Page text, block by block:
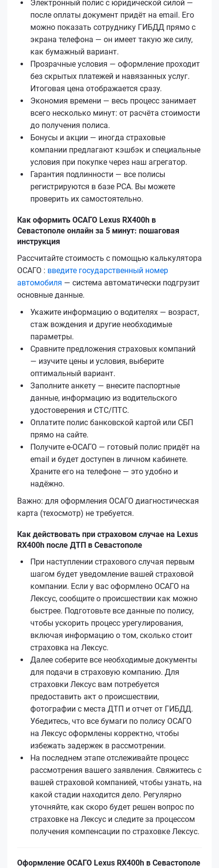
Электронный полис с юридической силой —
после оплаты документ придёт на email. Его
можно показать сотруднику ГИБДД прямо с
экрана телефона — он имеет такую же силу,
как бумажный вариант.
Прозрачные условия — оформление проходит
без скрытых платежей и навязанных услуг.
Итоговая цена отображается сразу.
Экономия времени — весь процесс занимает
всего несколько минут: от расчёта стоимости
до получения полиса.
Бонусы и акции — иногда страховые
компании предлагают кэшбэк и специальные
условия при покупке через наш агрегатор.
Гарантия подлинности — все полисы
регистрируются в базе РСА. Вы можете
проверить их самостоятельно.
Как оформить ОСАГО Lexus RX400h в
Севастополе онлайн за 5 минут: пошаговая
инструкция
Рассчитайте стоимость с помощью калькулятора
ОСАГО : введите государственный номер
автомобиля — система автоматически подгрузит
основные данные.
Укажите информацию о водителях — возраст,
стаж вождения и другие необходимые
параметры.
Сравните предложения страховых компаний
— изучите цены и условия, выберите
оптимальный вариант.
Заполните анкету — внесите паспортные
данные, информацию из водительского
удостоверения и СТС/ПТС.
Оплатите полис банковской картой или СБП
прямо на сайте.
Получите е‑ОСАГО — готовый полис придёт на
email и будет доступен в личном кабинете.
Храните его на телефоне — это удобно и
надёжно.
Важно: для оформления ОСАГО диагностическая
карта (техосмотр) не требуется.
Как действовать при страховом случае на Lexus
RX400h после ДТП в Севастополе
При наступлении страхового случая первым
шагом будет уведомление вашей страховой
компании. Если у вас оформлено ОСАГО на
Лексус, сообщите о происшествии как можно
быстрее. Подготовьте все данные по полису,
чтобы ускорить процесс урегулирования,
включая информацию о том, сколько стоит
страховка на Лексус.
Далее соберите все необходимые документы
для подачи в страховую компанию. Для
страховки Лексус вам потребуется
предоставить акт о происшествии,
фотографии с места ДТП и отчет от ГИБДД.
Убедитесь, что все бумаги по полису ОСАГО
на Лексус оформлены корректно, чтобы
избежать задержек в рассмотрении.
На последнем этапе отслеживайте процесс
рассмотрения вашего заявления. Свяжитесь с
вашей страховой компанией, чтобы узнать, на
какой стадии находится дело. Регулярно
уточняйте, как скоро будет решен вопрос по
страховке на Лексус и следите за процессом
получения компенсации по страховке Лексус.
Оформление ОСАГО Lexus RX400h в Севастополе